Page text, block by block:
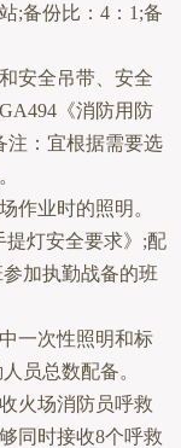
;备份比：4：1;备
安全吊带、安全
《消防用防
注：宜根据需要选
作业时的照明。
提灯安全要求》;配
加执勤战备的班
一次性照明和标
员总数配备。
火场消防员呼救
同时接收8个呼救